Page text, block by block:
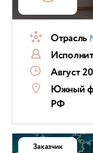
Отрасль
Август
Южный
РФ
Заказчик